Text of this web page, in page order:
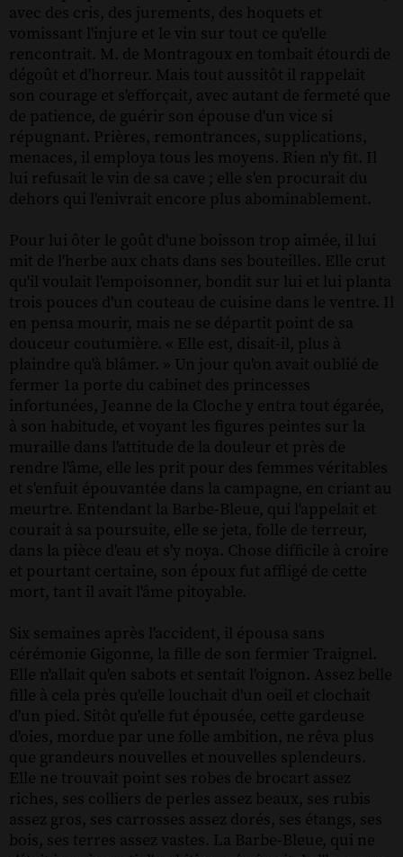
avec des cris, des jurements, des hoquets et
vomissant l'injure et le vin sur tout ce qu'elle
rencontrait. M. de Montragoux en tombait étourdi de
dégoût et d'horreur. Mais tout aussitôt il rappelait
son courage et s'efforçait, avec autant de fermeté que
de patience, de guérir son épouse d'un vice si
répugnant. Prières, remontrances, supplications,
menaces, il employa tous les moyens. Rien n'y fit. Il
lui refusait le vin de sa cave ; elle s'en procurait du
dehors qui l'enivrait encore plus abominablement.
Pour lui ôter le goût d'une boisson trop aimée, il lui
mit de l'herbe aux chats dans ses bouteilles. Elle crut
qu'il voulait l'empoisonner, bondit sur lui et lui planta
trois pouces d'un couteau de cuisine dans le ventre. Il
en pensa mourir, mais ne se départit point de sa
douceur coutumière. « Elle est, disait-il, plus à
plaindre qu'à blâmer. » Un jour qu'on avait oublié de
fermer 1a porte du cabinet des princesses
infortunées, Jeanne de la Cloche y entra tout égarée,
à son habitude, et voyant les figures peintes sur la
muraille dans l'attitude de la douleur et près de
rendre l'âme, elle les prit pour des femmes véritables
et s'enfuit épouvantée dans la campagne, en criant au
meurtre. Entendant la Barbe-Bleue, qui l'appelait et
courait à sa poursuite, elle se jeta, folle de terreur,
dans la pièce d'eau et s'y noya. Chose difficile à croire
et pourtant certaine, son époux fut affligé de cette
mort, tant il avait l'âme pitoyable.
Six semaines après l'accident, il épousa sans
cérémonie Gigonne, la fille de son fermier Traignel.
Elle n'allait qu'en sabots et sentait l'oignon. Assez belle
fille à cela près qu'elle louchait d'un oeil et clochait
d'un pied. Sitôt qu'elle fut épousée, cette gardeuse
d'oies, mordue par une folle ambition, ne rêva plus
que grandeurs nouvelles et nouvelles splendeurs.
Elle ne trouvait point ses robes de brocart assez
riches, ses colliers de perles assez beaux, ses rubis
assez gros, ses carrosses assez dorés, ses étangs, ses
bois, ses terres assez vastes. La Barbe-Bleue, qui ne